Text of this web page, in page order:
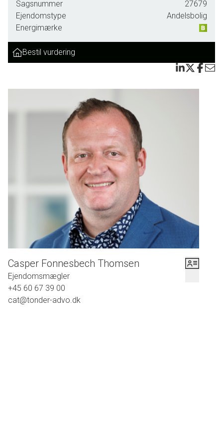
Sagsnummer
27679
Ejendomstype
Andelsbolig
Energimærke
Bestil vurdering
Casper Fonnesbech Thomsen
Ejendomsmægler
+45 60 67 39 00
cat@tonder-advo.dk